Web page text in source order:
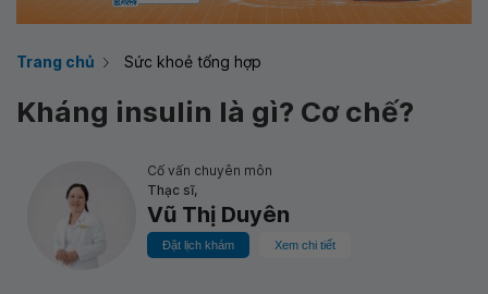
Trang chủ Sức khoẻ tổng hợp
Kháng insulin là gì? Cơ chế?
Cố vấn chuyên môn
Thạc sĩ,
Vũ Thị Duyên
Đặt lịch khám Xem chi tiết